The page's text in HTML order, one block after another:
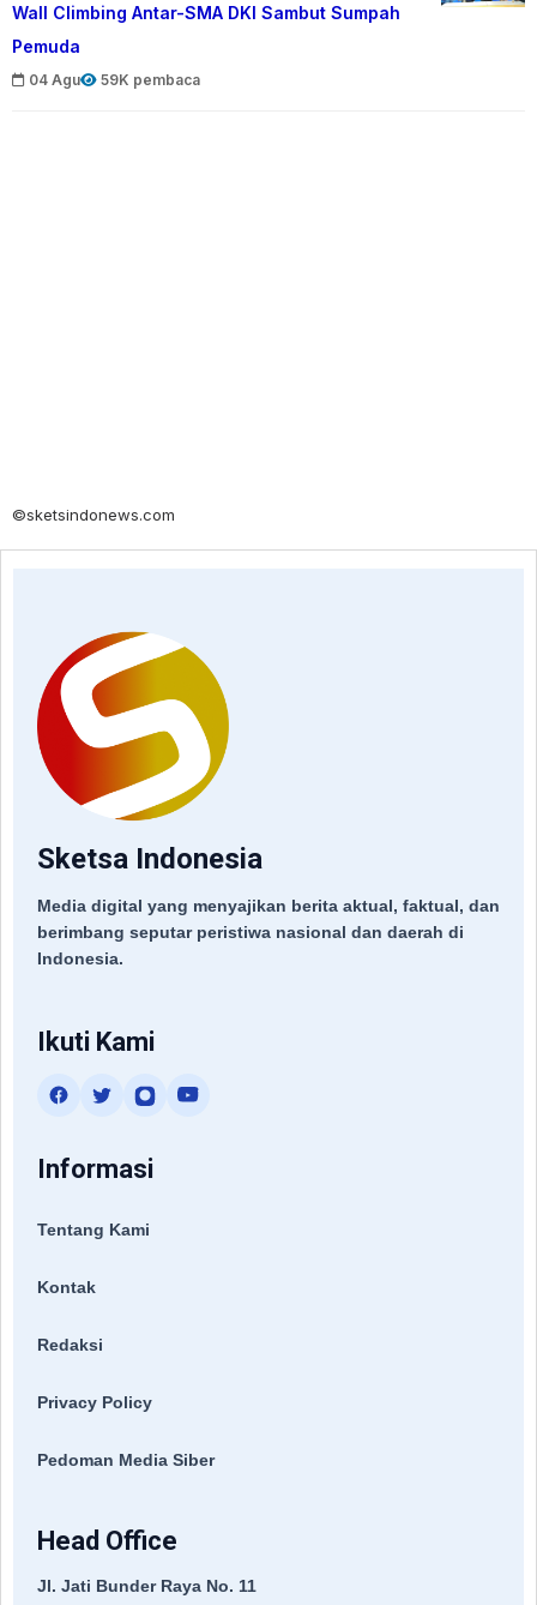
Wall Climbing Antar-SMA DKI Sambut Sumpah
Pemuda
04 Agu 59K pembaca
©sketsindonews.com
Sketsa Indonesia
Media digital yang menyajikan berita aktual, faktual, dan
berimbang seputar peristiwa nasional dan daerah di
Indonesia.
Ikuti Kami
Informasi
Tentang Kami
Kontak
Redaksi
Privacy Policy
Pedoman Media Siber
Head Office
Jl. Jati Bunder Raya No. 11